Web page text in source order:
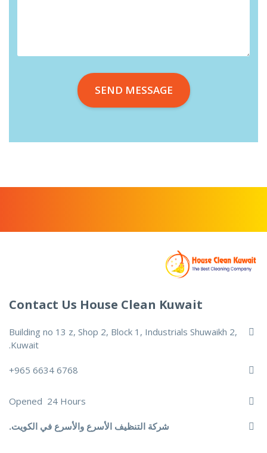
Contact Us House Clean Kuwait
Building no 13 z, Shop 2, Block 1, Industrials Shuwaikh 2,
Kuwait.
6768 6634 965+
Opened 24 Hours
شركة التنظيف الأسرع والأسرع في الكويت.